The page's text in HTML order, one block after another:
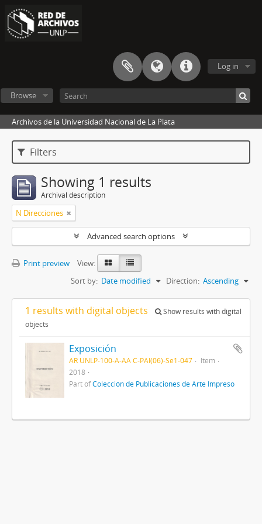
Log in
Browse
Archivos de la Universidad Nacional de La Plata
Filters
Showing 1 results
Archival description
N Direcciones
Advanced search options
Print preview
View:
Sort by: Date modified Direction: Ascending
1 results with digital objects
Show results with digital
objects
Exposición
AR UNLP-100-A-AA C-PAI(06)-Se1-047
Item
2018
Part ofColección de Publicaciones de Arte Impreso